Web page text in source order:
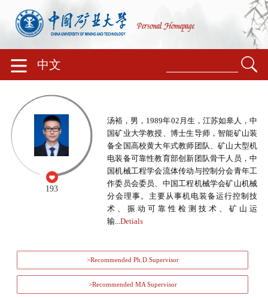
中文
193
汤裕，男，1989年02月生，江苏如皋人，中
国矿业大学教授、博士生导师，智能矿山装
备全国高校黄大年式教师团队、矿山大型机
电装备可靠性教育部创新团队骨干人员，中
国机械工程学会流体传动与控制分会青年工
作委员会委员、中国工程机械学会矿山机械
分会理事。主要从事机电装备运行控制技
术、振动可靠性检测技术、矿山运
输...Detials
>Recommended Ph.D.Supervisor
>Recommended MA Supervisor